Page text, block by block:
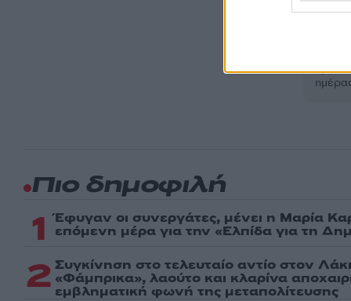
Πιο δημοφιλή
1 Έφυγαν οι συνεργάτες, μένει η Μαρία
επόμενη μέρα για την «Ελπίδα για τη
2 Συγκίνηση στο τελευταίο αντίο στον
«Φάμπρικα», λαούτο και κλαρίνα
εμβληματική φωνή της μεταπολίτευσης